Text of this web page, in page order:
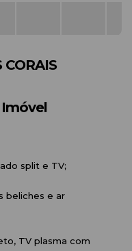
CORAIS
split e TV;
beliches e ar
TV plasma com